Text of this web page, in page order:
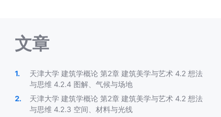
文章
天津大学 建筑学概论 第2章 建筑美学与艺术 4.2 想法
与思维 4.2.4 图解、气候与场地
天津大学 建筑学概论 第2章 建筑美学与艺术 4.2 想法
与思维 4.2.3 空间、材料与光线